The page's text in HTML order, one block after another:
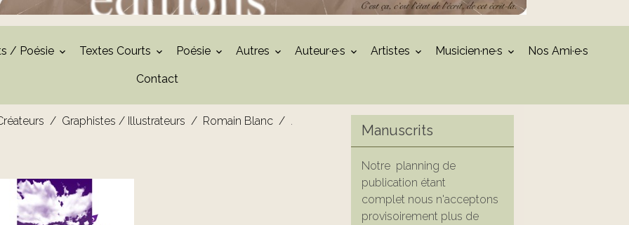
/ Poésie Textes Courts Poésie Autres Auteur·e·s Artistes Musicien·ne·s Nos Ami·e·s
Contact
Graphistes / Illustrateurs Romain Blanc .
Manuscrits
Notre planning de
publication étant
complet nous n'acceptons
provisoirement plus de